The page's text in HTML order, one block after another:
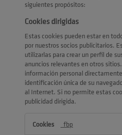
siguientes propósitos:
Cookies dirigidas
Estas cookies pueden estar en
por nuestros socios publicitarios.
utilizarlas para crear un perfil de
anuncios relevantes en otros
información personal
identificación única de su
al Internet. Si no permite estas
publicidad dirigida.
dirigidas
_fbp